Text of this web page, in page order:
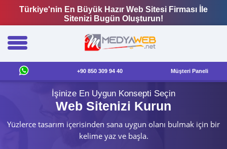
Türkiye'nin En Büyük Hazır Web Sitesi Firması İle
Sitenizi Bugün Oluşturun!
+90 850 309 94 40 Müşteri Paneli
İşinize En Uygun Konsepti Seçin
Web Sitenizi Kurun
Yüzlerce tasarım içerisinden sana uygun olanı bulmak için bir
kelime yaz ve başla.